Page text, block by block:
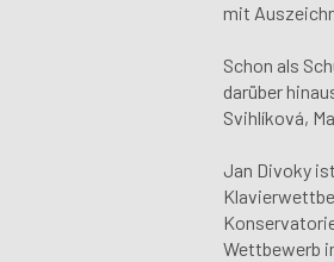
mit
Schon als
darüber
Svihlíková,
Jan Divoky
Wettbewerb